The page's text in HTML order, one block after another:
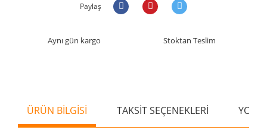
Paylaş
Aynı gün kargo Stoktan Teslim
ÜRÜN BİLGİSİ TAKSİT SEÇENEKLERİ